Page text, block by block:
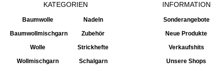
KATEGORIEN
Baumwolle
Baumwollmischgarn
Wolle
Wollmischgarn
Nadeln
Zubehör
Strickhefte
Schalgarn
INFORMATION
Sonderangebote
Neue Produkte
Verkaufshits
Unsere Shops